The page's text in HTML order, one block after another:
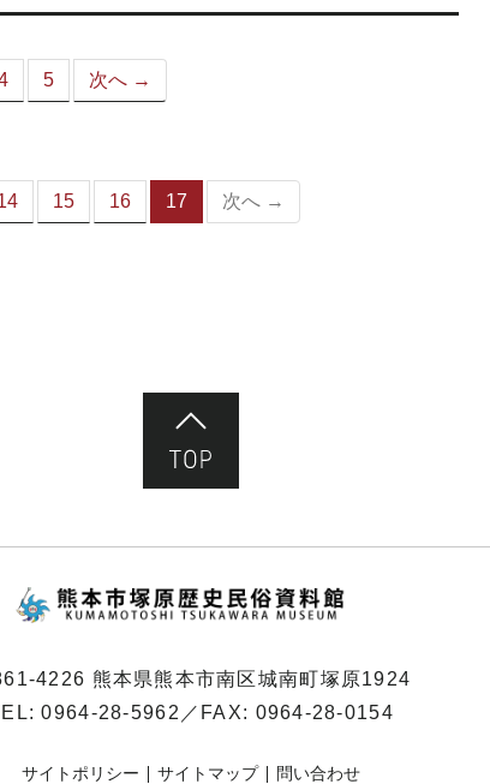
5 次へ →
15 16 17
（こ次へ →
4226 熊本県熊本市南区城南町塚原1924
0964-28-5962 ／FAX: 0964-28-0154
サイトポリシー サイトマップ 問い合わせ